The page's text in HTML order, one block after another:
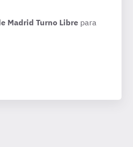
Madrid Turno Librepara